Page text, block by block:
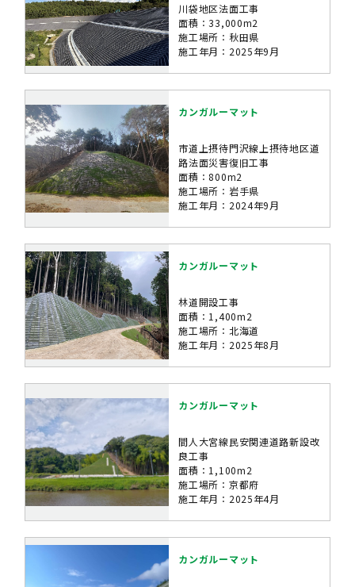
川袋地区法面工事
面積：33,000m2
施工場所：秋田県
施工年月：2025年9月
カンガルーマット
市道上摂待門沢線上摂待地区道
路法面災害復旧工事
面積：800m2
施工場所：岩手県
施工年月：2024年9月
カンガルーマット
林道開設工事
面積：1,400m2
施工場所：北海道
施工年月：2025年8月
カンガルーマット
間人大宮線民安関連道路新設改
良工事
面積：1,100m2
施工場所：京都府
施工年月：2025年4月
カンガルーマット